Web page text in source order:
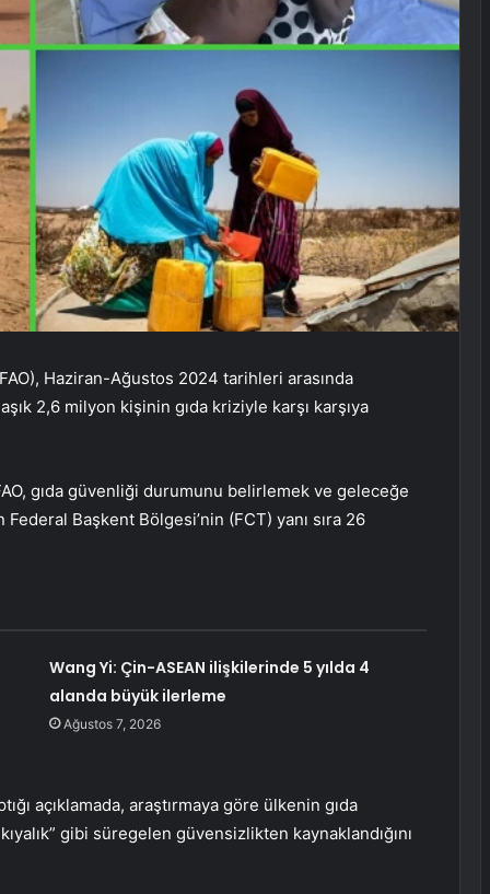
Haziran-Ağustos 2024 tarihleri ​​arasında
2,6 milyon kişinin gıda kriziyle karşı karşıya
gıda güvenliği durumunu belirlemek ve geleceğe
Başkent Bölgesi’nin (FCT) yanı sıra 26
Wang Yi: Çin-ASEAN ilişkilerinde 5 yılda 4
alanda büyük ilerleme
Ağustos 7, 2026
açıklamada, araştırmaya göre ülkenin gıda
gibi süregelen güvensizlikten kaynaklandığını